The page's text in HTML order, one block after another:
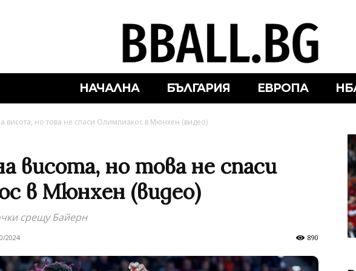
НАЧАЛНА БЪЛГАРИЯ ЕВРОПА
висота, но това не спаси Олимпиакос в Мюнхен (видео)
висота, но това не спаси
в Мюнхен (видео)
срещу Байерн
2024 890